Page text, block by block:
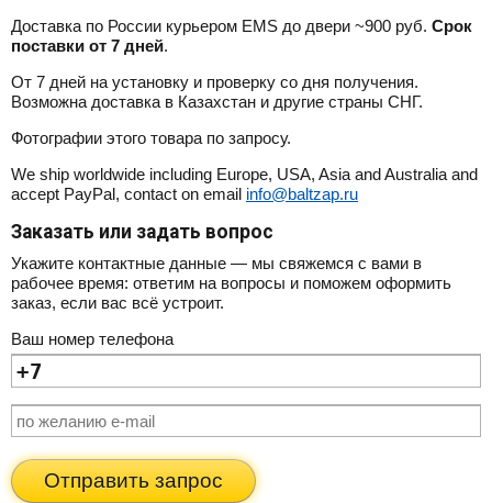
Доставка по России курьером EMS до двери ~900 руб. Срок
поставки от 7 дней.
От 7 дней на установку и проверку со дня получения.
Возможна доставка в Казахстан и другие страны СНГ.
Фотографии этого товара по запросу.
We ship worldwide including Europe, USA, Asia and Australia and
accept PayPal, contact on email info@baltzap.ru
Заказать или задать вопрос
Укажите контактные данные — мы свяжемся с вами в
рабочее время: ответим на вопросы и поможем оформить
заказ, если вас всё устроит.
Ваш номер телефона
Отправить запрос